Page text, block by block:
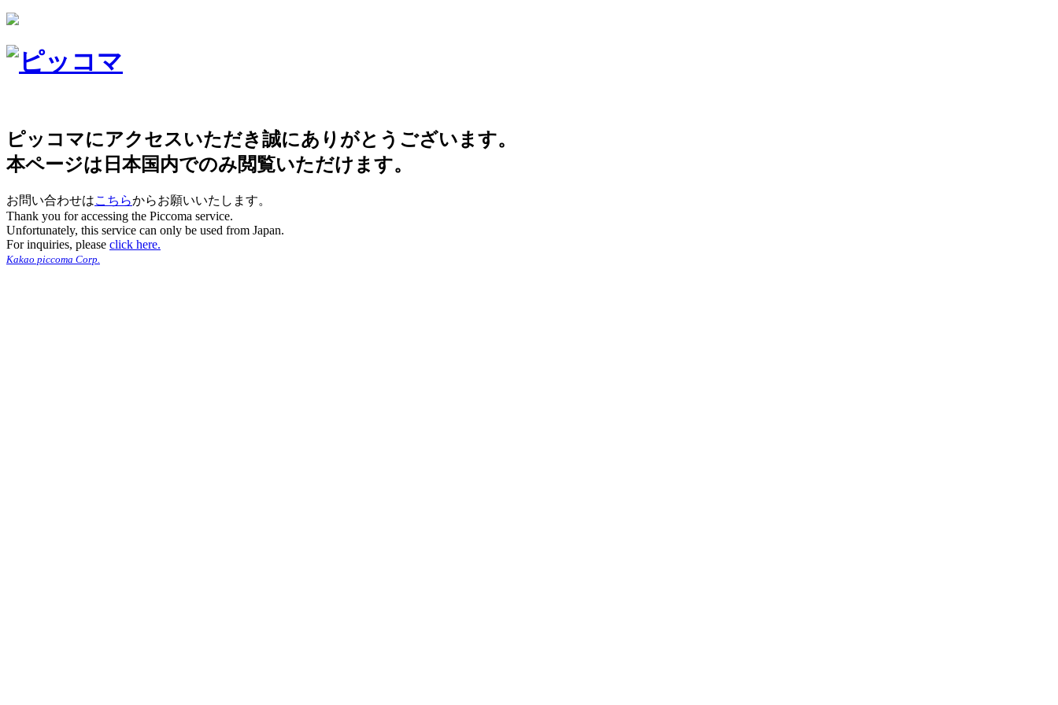
ピッコマにアクセスいただき誠にありがとうございます。
本ページは日本国内でのみ閲覧いただけます。
お問い合わせはこちらからお願いいたします。
Thank you for accessing the Piccoma service.
Unfortunately, this service can only be used from Japan.
For inquiries, please click here.
Kakao piccoma Corp.